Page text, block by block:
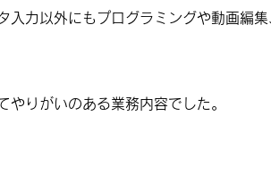
入力以外にもプログラミングや動画編集
りがいのある業務内容でした。